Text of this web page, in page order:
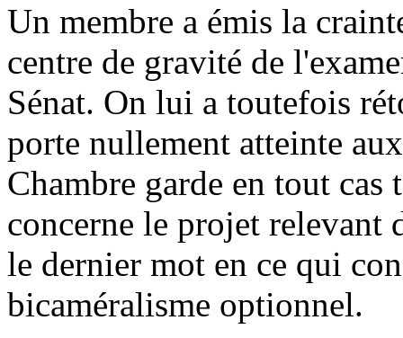
Un membre a émis la
centre de gravité de
Sénat. On lui a toutefois
porte nullement atteinte
Chambre garde en tout
concerne le projet relevant
le dernier mot en ce qui
bicaméralisme optionnel.